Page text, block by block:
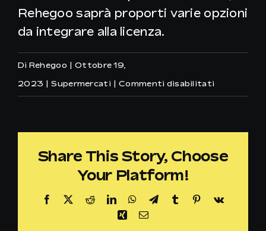
Rehegoo saprà proporti varie opzioni
da integrare alla licenza.
Di Rehegoo | Ottobre 19,
2023 | Supermercati | Commenti disabilitati
la
Share This Story, Choose
Your Platform!
Facebook RedditLinkedInWhatsApp
TelegramTumblr Pinterest
Vk
XingEmail